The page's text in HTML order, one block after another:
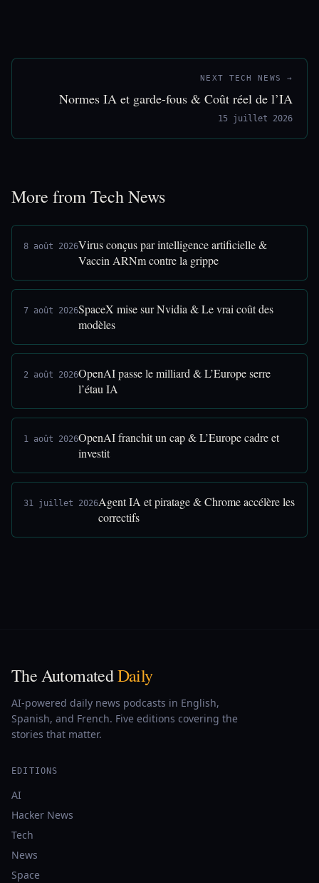
NEXT TECH NEWS →
Normes IA et garde-fous & Coût réel de l’IA
15 juillet 2026
More from Tech News
8 août 2026Virus conçus par intelligence artificielle &
Vaccin ARNm contre la grippe
7 août 2026SpaceX mise sur Nvidia & Le vrai coût des
modèles
2 août 2026OpenAI passe le milliard & L’Europe serre
l’étau IA
1 août 2026OpenAI franchit un cap & L’Europe cadre et
investit
31 juillet 2026Agent IA et piratage & Chrome accélère les
correctifs
The AutomatedDaily
AI-powered daily news podcasts in English,
Spanish, and French. Five editions covering the
stories that matter.
EDITIONS
AI
Hacker News
Tech
News
Space